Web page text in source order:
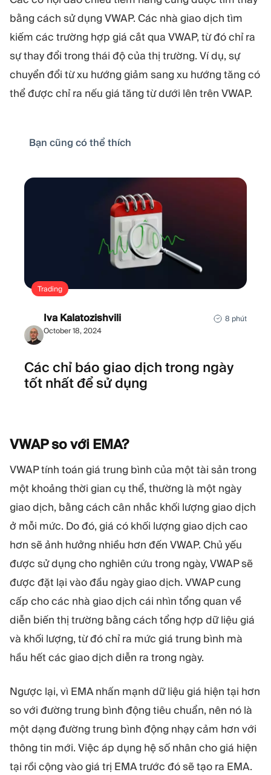
bằng cách sử dụng VWAP. Các nhà giao dịch tìm
kiếm các trường hợp giá cắt qua VWAP, từ đó chỉ ra
sự thay đổi trong thái độ của thị trường. Ví dụ, sự
chuyển đổi từ xu hướng giảm sang xu hướng tăng có
thể được chỉ ra nếu giá tăng từ dưới lên trên VWAP.
Bạn cũng có thể thích
Trading
Iva Kalatozishvili
October 18, 2024
8 phút
Các chỉ báo giao dịch trong ngày
tốt nhất để sử dụng
VWAP so với EMA?
VWAP tính toán giá trung bình của một tài sản trong
một khoảng thời gian cụ thể, thường là một ngày
giao dịch, bằng cách cân nhắc khối lượng giao dịch
ở mỗi mức. Do đó, giá có khối lượng giao dịch cao
hơn sẽ ảnh hưởng nhiều hơn đến VWAP. Chủ yếu
được sử dụng cho nghiên cứu trong ngày, VWAP sẽ
được đặt lại vào đầu ngày giao dịch. VWAP cung
cấp cho các nhà giao dịch cái nhìn tổng quan về
diễn biến thị trường bằng cách tổng hợp dữ liệu giá
và khối lượng, từ đó chỉ ra mức giá trung bình mà
hầu hết các giao dịch diễn ra trong ngày.
Ngược lại, vì EMA nhấn mạnh dữ liệu giá hiện tại hơn
so với đường trung bình động tiêu chuẩn, nên nó là
một dạng đường trung bình động nhạy cảm hơn với
thông tin mới. Việc áp dụng hệ số nhân cho giá hiện
tại rồi cộng vào giá trị EMA trước đó sẽ tạo ra EMA.